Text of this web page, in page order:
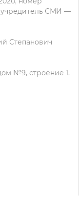
СМИ —
Степанович
№9, строение 1,